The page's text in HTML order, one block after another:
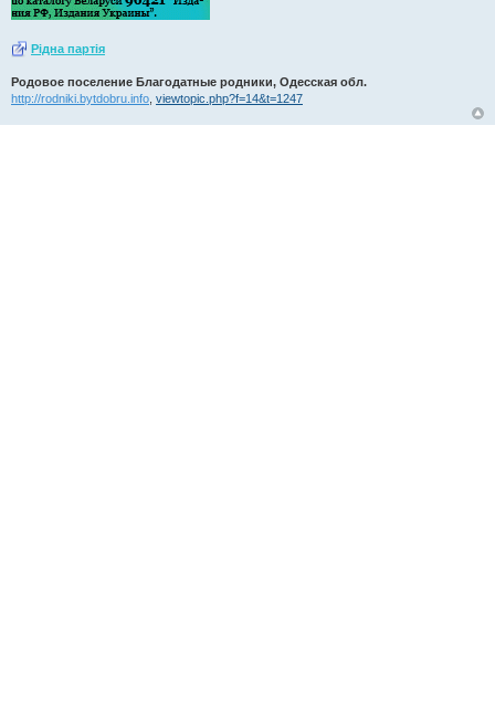
Рiдна партiя
Родовое поселение Благодатные родники, Одесская обл.
http://rodniki.bytdobru.info viewtopic.php?f=14&t=1247